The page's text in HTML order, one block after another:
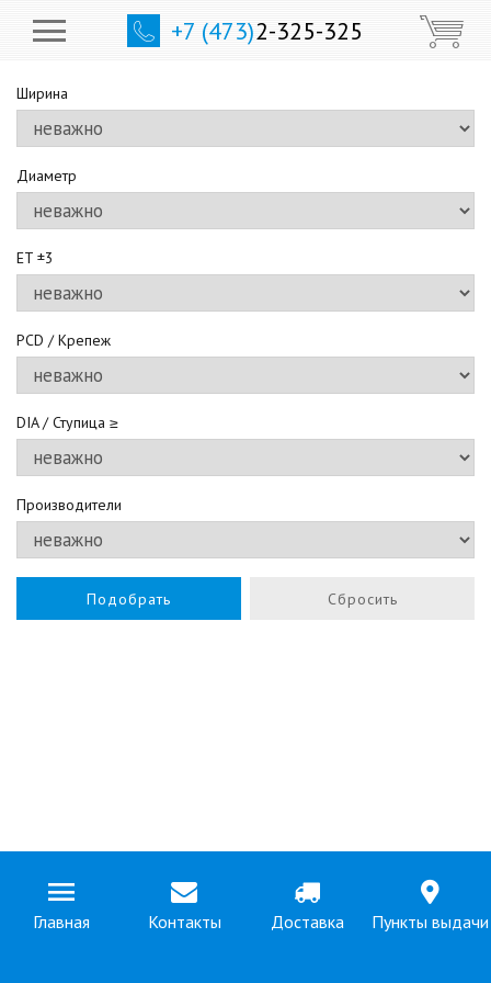
+7 (473)2-325-325
Ширина
Диаметр
ET ±3
PCD / Крепеж
DIA / Ступица ≥
Производители
Подобрать Сбросить
Главная Контакты Доставка Пункты выдачи